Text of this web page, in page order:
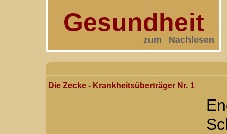
Gesundheit
zum Nachlesen
Die Zecke - Krankheitsüberträger Nr. 1